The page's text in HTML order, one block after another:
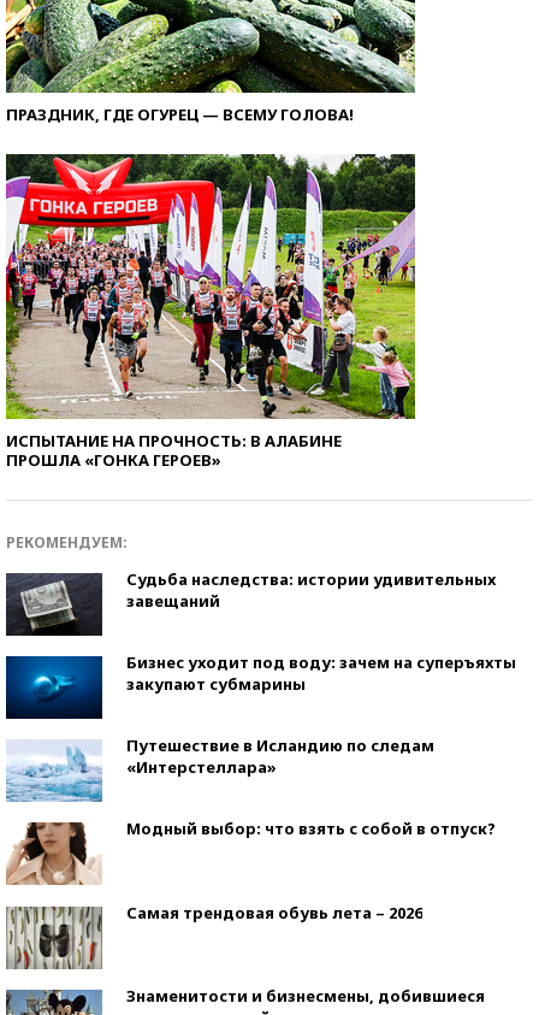
ПРАЗДНИК, ГДЕ ОГУРЕЦ — ВСЕМУ ГОЛОВА!
ИСПЫТАНИЕ НА ПРОЧНОСТЬ: В АЛАБИНЕ
ПРОШЛА «ГОНКА ГЕРОЕВ»
РЕКОМЕНДУЕМ:
Судьба наследства: истории удивительных
завещаний
Бизнес уходит под воду: зачем на суперъяхты
закупают субмарины
Путешествие в Исландию по следам
«Интерстеллара»
Модный выбор: что взять с собой в отпуск?
Самая трендовая обувь лета – 2026
Знаменитости и бизнесмены, добившиеся